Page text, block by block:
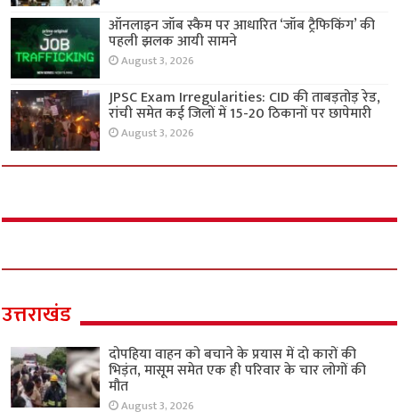
ऑनलाइन जॉब स्कैम पर आधारित ‘जॉब ट्रैफिकिंग’ की
पहली झलक आयी सामने
August 3, 2026
JPSC Exam Irregularities: CID की ताबड़तोड़ रेड,
रांची समेत कई जिलों में 15-20 ठिकानों पर छापेमारी
August 3, 2026
उत्तराखंड
दोपहिया वाहन को बचाने के प्रयास में दो कारों की
भिड़ंत, मासूम समेत एक ही परिवार के चार लोगों की
मौत
August 3, 2026